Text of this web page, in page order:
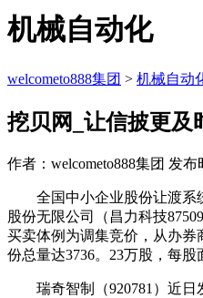
机械自动化
welcometo888集团 > 机械自动
挖贝网_让信披更及
作者：welcometo888集团 发布
全国中小企业股份让渡系
股份无限公司（昌力科技
买卖体例为调集竞价，从办
份总量达3736。23万股，每股
瑞奇智制（920781）近日